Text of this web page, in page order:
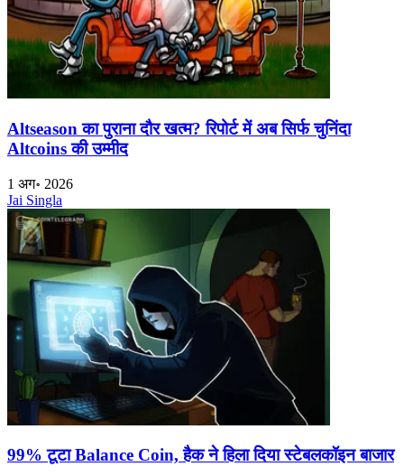
Altseason का पुराना दौर खत्म? रिपोर्ट में अब सिर्फ चुनिंदा
Altcoins की उम्मीद
1 अग॰ 2026
Jai Singla
99% टूटा Balance Coin, हैक ने हिला दिया स्टेबलकॉइन बाजार